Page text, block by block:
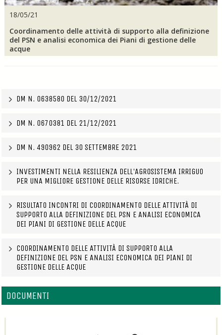
18/05/21
Coordinamento delle attività di supporto alla definizione
del PSN e analisi economica dei Piani di gestione delle
acque
DM N. 0638580 DEL 30/12/2021
DM N. 0670381 DEL 21/12/2021
DM N. 490962 DEL 30 SETTEMBRE 2021
INVESTIMENTI NELLA RESILIENZA DELL'AGROSISTEMA IRRIGUO
PER UNA MIGLIORE GESTIONE DELLE RISORSE IDRICHE.
RISULTATO INCONTRI DI COORDINAMENTO DELLE ATTIVITÀ DI
SUPPORTO ALLA DEFINIZIONE DEL PSN E ANALISI ECONOMICA
DEI PIANI DI GESTIONE DELLE ACQUE
COORDINAMENTO DELLE ATTIVITÀ DI SUPPORTO ALLA
DEFINIZIONE DEL PSN E ANALISI ECONOMICA DEI PIANI DI
GESTIONE DELLE ACQUE
DOCUMENTI